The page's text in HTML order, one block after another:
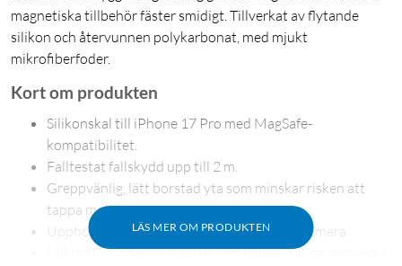
magnetiska tillbehör fäster smidigt. Tillverkat av flytande
silikon och återvunnen polykarbonat, med mjukt
mikrofiberfoder.
LÄS MER OM PRODUKTEN
Kort om produkten
Silikonskal till iPhone 17 Pro med MagSafe-
kompatibilitet.
Falltestat fallskydd upp till 2 m.
Greppvänlig, lätt borstad yta som minskar risken att
tappa mobilen.
Upphöjda kanter som skyddar skärm och kamera.
Mikrofiberfoder på insidan som hjälper till att motverka